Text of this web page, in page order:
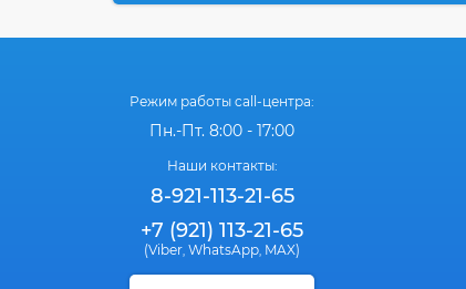
Режим работы call-центра:
Пн.-Пт. 8:00 - 17:00
Наши контакты:
8-921-113-21-65
+7 (921) 113-21-65
(Viber, WhatsApp, MAX)